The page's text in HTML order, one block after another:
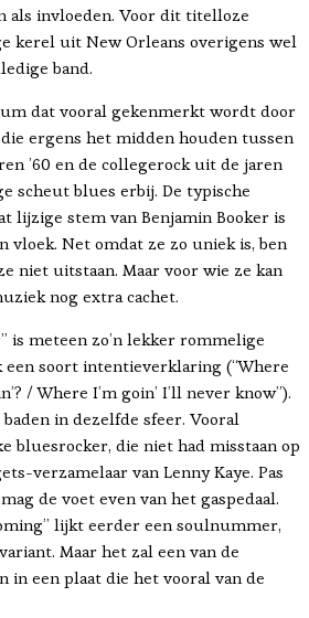
als invloeden. Voor dit titelloze
kerel uit New Orleans overigens wel
band.
dat vooral gekenmerkt wordt door
ergens het midden houden tussen
’60 en de collegerock uit de jaren
scheut blues erbij. De typische
lijzige stem van Benjamin Booker is
vloek. Net omdat ze zo uniek is, ben
niet uitstaan. Maar voor wie ze kan
nog extra cachet.
is meteen zo’n lekker rommelige
een soort intentieverklaring (“Where
/ Where I’m goin’ I’ll never know”).
in dezelfde sfeer. Vooral
bluesrocker, die niet had misstaan op
verzamelaar van Lenny Kaye. Pas
de voet even van het gaspedaal.
lijkt eerder een soulnummer,
Maar het zal een van de
een plaat die het vooral van de